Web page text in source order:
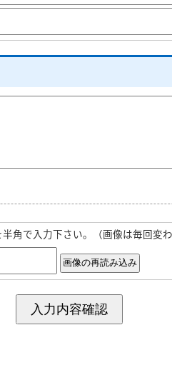
角で入力下さい。（画像は毎回変わ